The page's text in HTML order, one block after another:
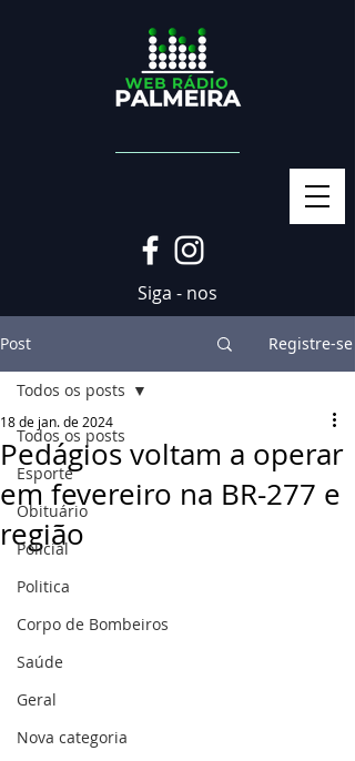
Siga - nos
Post Registre-se
Todos os posts
Esporte
Obituário
Policial
Politica
Corpo de Bombeiros
Saúde
Geral
Nova categoria
Todos os posts
Pedágios voltam a operar
em fevereiro na BR-277 e
região
18 de jan. de 2024